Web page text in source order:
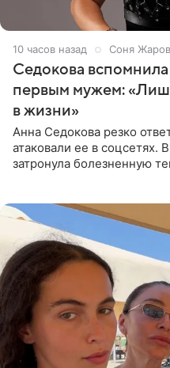
10 часов назад Соня
Седокова вспомнила
первым мужем:
в жизни»
Анна Седокова резко
атаковали ее в соцсетях.
затронула болезненную